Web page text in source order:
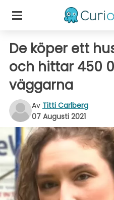
De köper ett
och hittar 450
väggarna
Av Titti Carlberg
07 Augusti 2021